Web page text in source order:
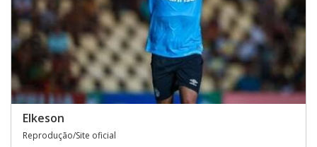
Elkeson
Reprodução/Site oficial